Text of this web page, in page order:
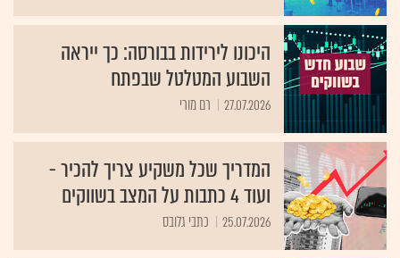
היכונו לירידות בבורסה: כך ייראה
השבוע המטלטל שבפתח
27.07.2026 רם מורי
המדריך שכל משקיע צריך להכיר -
ועוד 4 כתבות על המצב בשווקים
25.07.2026 כתבי גלובס